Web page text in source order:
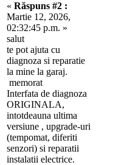
« Răspuns #2 :
Martie 12, 2026,
02:32:45 p.m. »
salut
te pot ajuta cu
diagnoza si reparatie
la mine la garaj.
memorat
Interfata de diagnoza
ORIGINALA,
intotdeauna ultima
versiune , upgrade-uri
(tempomat, diferiti
senzori) si reparatii
instalatii electrice.